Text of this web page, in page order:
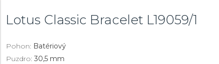
Lotus Classic Bracelet L19059/1
Pohon: Batériový
Puzdro: 30,5 mm